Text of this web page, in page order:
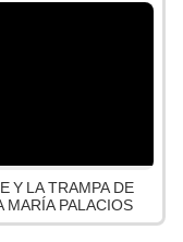
Y LA TRAMPA DE
MARÍA PALACIOS